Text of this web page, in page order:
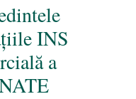
INS
a